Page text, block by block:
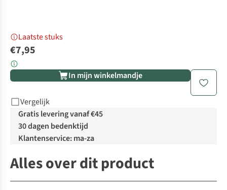
Laatste stuks
€7,95
In mijn winkelmandje
Vergelijk
Gratis levering vanaf €45
30 dagen bedenktijd
Klantenservice: ma-za
Alles over dit product